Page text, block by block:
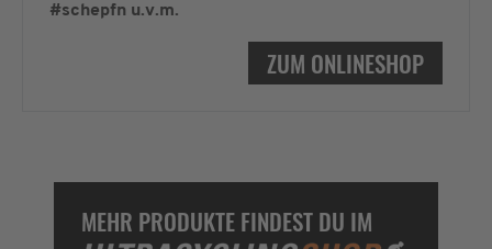
#schepfn u.v.m.
ZUM ONLINESHOP
MEHR PRODUKTE FINDEST DU IM